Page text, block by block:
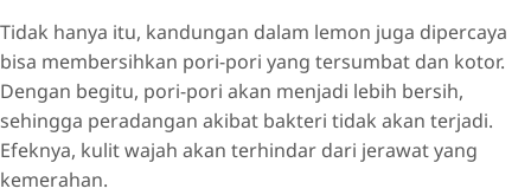
Tidak hanya itu, kandungan dalam lemon juga dipercaya
bisa membersihkan pori-pori yang tersumbat dan kotor.
Dengan begitu, pori-pori akan menjadi lebih bersih,
sehingga peradangan akibat bakteri tidak akan terjadi.
Efeknya, kulit wajah akan terhindar dari jerawat yang
kemerahan.